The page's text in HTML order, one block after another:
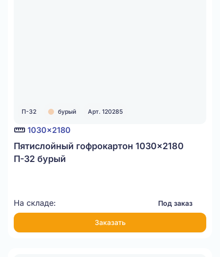
П-32 бурый Арт. 120285
1030x2180
Пятислойный гофрокартон 1030x2180
П-32 бурый
На складе: Под заказ
Заказать